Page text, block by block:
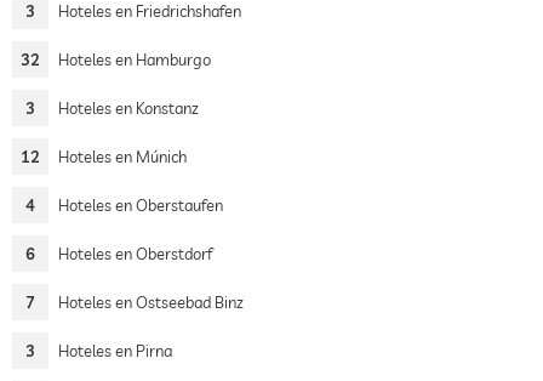
3 Hoteles en Friedrichshafen
32 Hoteles en Hamburgo
3 Hoteles en Konstanz
12 Hoteles en Múnich
4 Hoteles en Oberstaufen
6 Hoteles en Oberstdorf
7 Hoteles en Ostseebad Binz
3 Hoteles en Pirna